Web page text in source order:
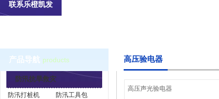
联系乐橙凯发
产品导航 products
防汛抗旱救灾
防汛打桩机
防汛工具包
高压验电器
高压声光验电器